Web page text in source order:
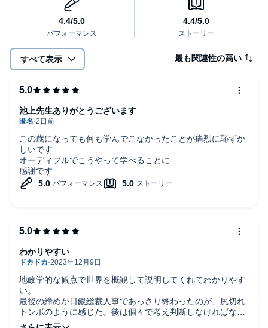
すべて表示 最も関連性の高い
この歳になっても何も学んでこなかったことが痛烈に恥ずか
しいです
オーディブルでこうやって学べることに
感謝です
池上先生ありがとうございます
地政学的な観点で世界を概観して説明してくれてわかりやす
い。
最後の締めが日銀総裁人事であっさり終わったのが、尻切れ
トンボのように感じた。後は個々で考え判断しなければなら
ないという意図かな。
わかりやすい